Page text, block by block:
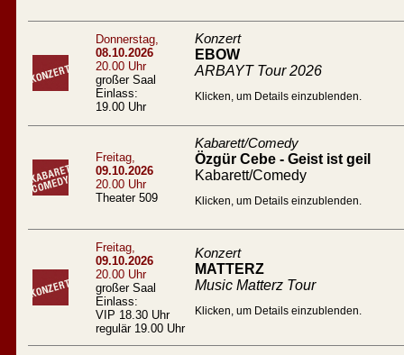
Donnerstag,
08.10.2026
20.00 Uhr
großer Saal
Einlass:
19.00 Uhr
Konzert
EBOW
ARBAYT Tour 2026
Klicken, um Details einzublenden.
Freitag,
09.10.2026
20.00 Uhr
Theater 509
Kabarett/Comedy
Özgür Cebe - Geist ist geil
Kabarett/Comedy
Klicken, um Details einzublenden.
Freitag,
09.10.2026
20.00 Uhr
großer Saal
Einlass:
VIP 18.30 Uhr
regulär 19.00 Uhr
Konzert
MATTERZ
Music Matterz Tour
Klicken, um Details einzublenden.